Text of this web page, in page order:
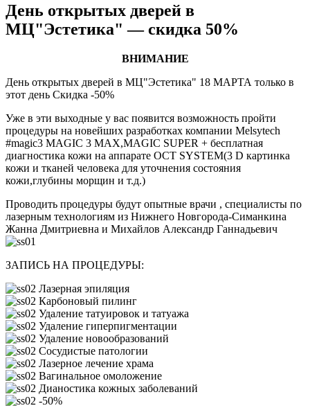
День открытых дверей в
МЦ"Эстетика" — скидка 50%
ВНИМАНИЕ
День открытых дверей в МЦ"Эстетика" 18 МАРТА только в
этот день Скидка -50%
Уже в эти выходные у вас появится возможность пройти
процедуры на новейших разработках компании Melsytech
#magic3 MAGIC 3 MAX,MAGIC SUPER + бесплатная
диагностика кожи на аппарате OCT SYSTEM(3 D картинка
кожи и тканей человека для уточнения состояния
кожи,глубины морщин и т.д.)
Проводить процедуры будут опытные врачи , специалисты по
лазерным технологиям из Нижнего Новгорода-Симанкина
Жанна Дмитриевна и Михайлов Александр Ганнадьевич
ЗАПИСЬ НА ПРОЦЕДУРЫ:
Лазерная эпиляция
Карбоновый пилинг
Удаление татуировок и татуажа
Удаление гиперпигментации
Удаление новообразований
Сосудистые патологии
Лазерное лечение храма
Вагинальное омоложение
Дианостика кожных заболеваний
-50%